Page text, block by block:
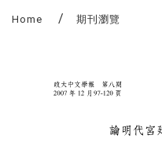
Home 期刊瀏覽